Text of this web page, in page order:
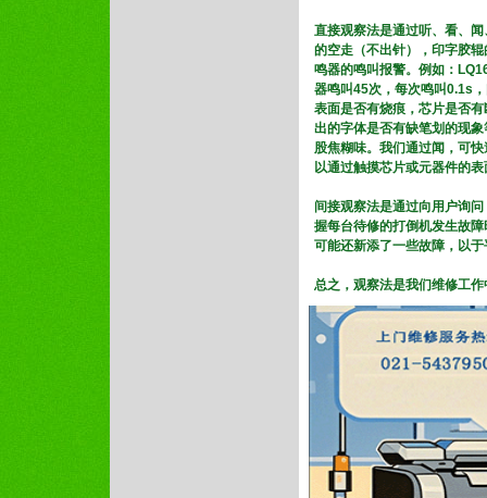
直接观察法是通过听、看、
的空走（不出针），印字胶
鸣器的鸣叫报警。例如：
器鸣叫45次，每次鸣叫0.1s
表面是否有烧痕，芯片是否
出的字体是否有缺笔划的现
股焦糊味。我们通过闻，可
以通过触摸芯片或元器件的
间接观察法是通过向用户询
握每台待修的打倒机发生故
可能还新添了一些故障，以
总之，观察法是我们维修工